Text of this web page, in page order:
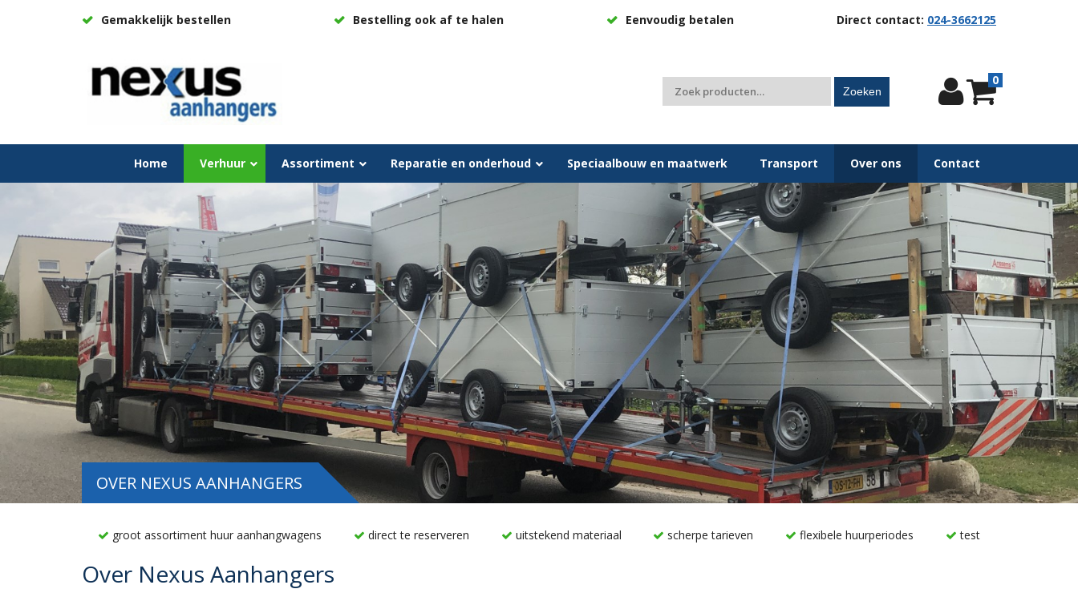
Gemakkelijk bestellen Bestelling ook af te halen Eenvoudig betalen Direct contact: 024-3662125
Zoeken
naar:
Zoeken
0
Home Verhuur Assortiment Reparatie en onderhoud Speciaalbouw en maatwerk Transport Over ons Contact
OVER NEXUS AANHANGERS
groot assortiment huur aanhangwagens direct te reserveren uitstekend materiaal scherpe tarieven flexibele huurperiodes test
Over Nexus Aanhangers